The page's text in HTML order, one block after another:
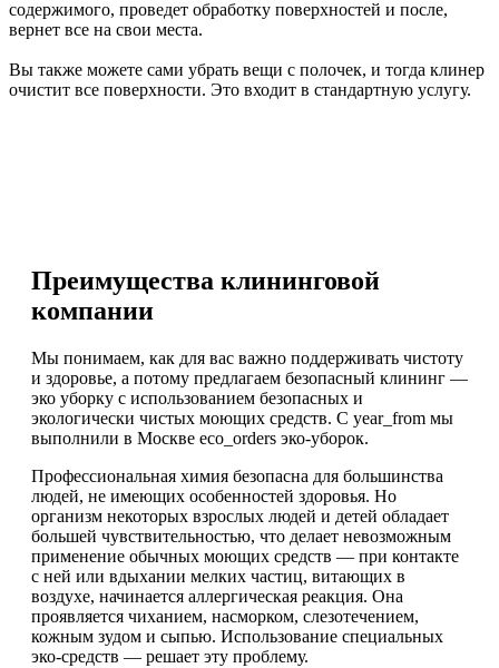
содержимого, проведет обработку поверхностей и после,
вернет все на свои места.
Вы также можете сами убрать вещи с полочек, и тогда клинер
очистит все поверхности. Это входит в стандартную услугу.
Преимущества клининговой
компании
Мы понимаем, как для вас важно поддерживать чистоту
и здоровье, а потому предлагаем безопасный клининг —
эко уборку с использованием безопасных и
экологически чистых моющих средств. С year_from мы
выполнили в Москве eco_orders эко-уборок.
Профессиональная химия безопасна для большинства
людей, не имеющих особенностей здоровья. Но
организм некоторых взрослых людей и детей обладает
большей чувствительностью, что делает невозможным
применение обычных моющих средств — при контакте
с ней или вдыхании мелких частиц, витающих в
воздухе, начинается аллергическая реакция. Она
проявляется чиханием, насморком, слезотечением,
кожным зудом и сыпью. Использование специальных
эко-средств — решает эту проблему.